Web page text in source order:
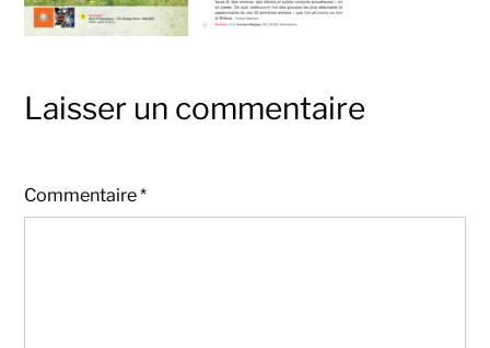
Laisser un commentaire
Commentaire*